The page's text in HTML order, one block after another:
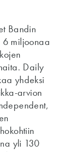
Bandin
6 miljoonaa
Daily
yhdeksi
arvion
yli 130